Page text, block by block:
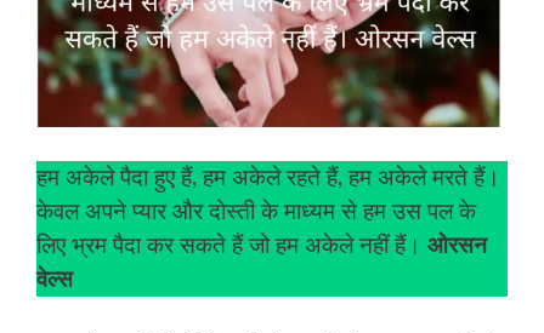
हम अकेले पैदा हुए हैं, हम अकेले रहते हैं, हम अकेले मरते हैं।
केवल अपने प्यार और दोस्ती के माध्यम से हम उस पल के
लिए भ्रम पैदा कर सकते हैं जो हम अकेले नहीं हैं। ओरसन
वेल्स